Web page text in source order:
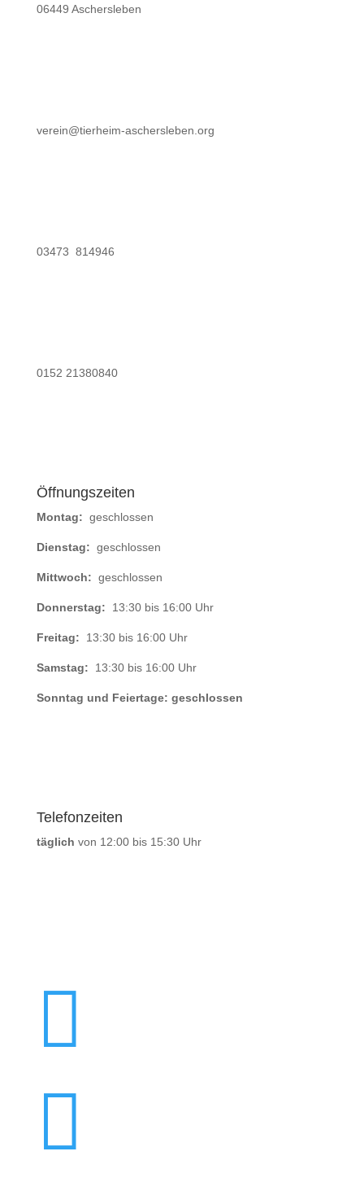
06449 Aschersleben
verein@tierheim-aschersleben.org
03473 814946
0152 21380840
Öffnungszeiten
Montag: geschlossen
Dienstag: geschlossen
Mittwoch: geschlossen
Donnerstag: 13:30 bis 16:00 Uhr
Freitag: 13:30 bis 16:00 Uhr
Samstag: 13:30 bis 16:00 Uhr
Sonntag und Feiertage: geschlossen
Telefonzeiten
täglich von 12:00 bis 15:30 Uhr

